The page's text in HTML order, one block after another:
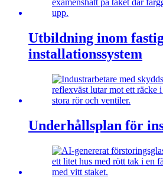
Utbildning inom
installationssystem
Underhållsplan för